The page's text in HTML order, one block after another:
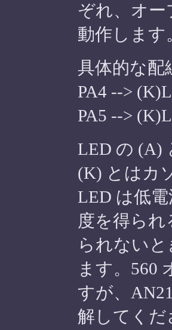
ぞれ、オ
動作します
具体的な配
PA4 -->
PA5 -->
LED の (A)
(K) とはカ
LED は低
度を得ら
られない
ます。560
すが、
解してくだ